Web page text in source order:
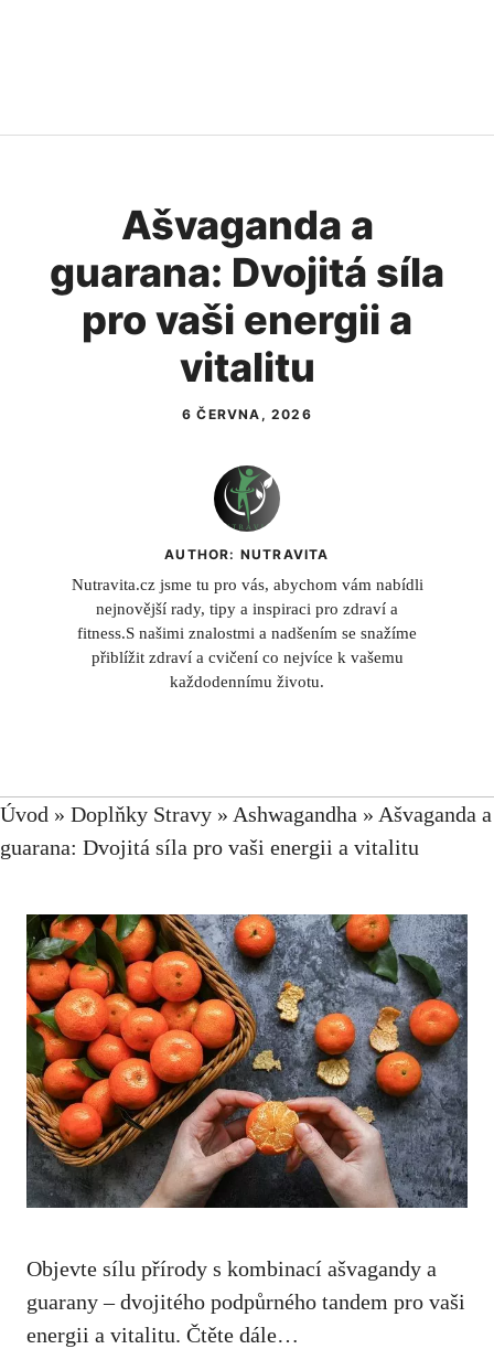
Ašvaganda a
guarana: Dvojitá síla
pro vaši energii a
vitalitu
6 ČERVNA, 2026
AUTHOR: NUTRAVITA
Nutravita.cz jsme tu pro vás, abychom vám nabídli
nejnovější rady, tipy a inspiraci pro zdraví a
fitness.S našimi znalostmi a nadšením se snažíme
přiblížit zdraví a cvičení co nejvíce k vašemu
každodennímu životu.
Úvod » Doplňky Stravy » Ashwagandha » Ašvaganda a
guarana: Dvojitá síla pro vaši energii a vitalitu
Objevte sílu přírody s kombinací ašvagandy a
guarany – dvojitého podpůrného tandem pro vaši
energii a vitalitu. Čtěte dále…